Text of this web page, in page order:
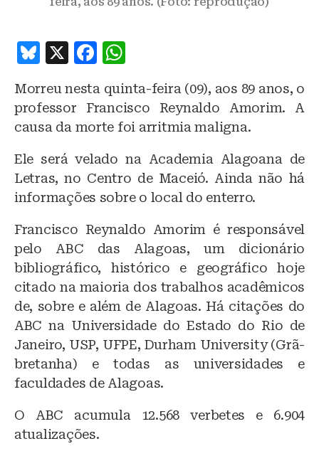
B
e
s
y
X
F
c
e
o
o
at
s
p
p
Morreu nesta quinta-feira (09), aos 89 anos, o
professor Francisco Reynaldo Amorim. A
causa da morte foi arritmia maligna.
Ele será velado na Academia Alagoana de
Letras, no Centro de Maceió. Ainda não há
informações sobre o local do enterro.
Francisco Reynaldo Amorim é responsável
pelo ABC das Alagoas, um dicionário
bibliográfico, histórico e geográfico hoje
citado na maioria dos trabalhos acadêmicos
de, sobre e além de Alagoas. Há citações do
ABC na Universidade do Estado do Rio de
Janeiro, USP, UFPE, Durham University (Grã-
bretanha) e todas as universidades e
faculdades de Alagoas.
O ABC acumula 12.568 verbetes e 6.904
atualizações.